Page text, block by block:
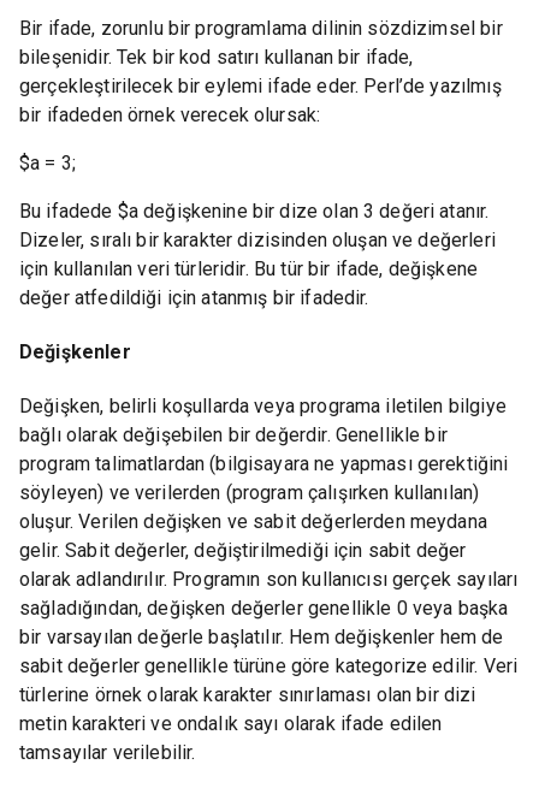
Bir ifade, zorunlu bir programlama dilinin sözdizimsel bir
bileşenidir. Tek bir kod satırı kullanan bir ifade,
gerçekleştirilecek bir eylemi ifade eder. Perl’de yazılmış
bir ifadeden örnek verecek olursak:
$a = 3;
Bu ifadede $a değişkenine bir dize olan 3 değeri atanır.
Dizeler, sıralı bir karakter dizisinden oluşan ve değerleri
için kullanılan veri türleridir. Bu tür bir ifade, değişkene
değer atfedildiği için atanmış bir ifadedir.
Değişkenler
Değişken, belirli koşullarda veya programa iletilen bilgiye
bağlı olarak değişebilen bir değerdir. Genellikle bir
program talimatlardan (bilgisayara ne yapması gerektiğini
söyleyen) ve verilerden (program çalışırken kullanılan)
oluşur. Verilen değişken ve sabit değerlerden meydana
gelir. Sabit değerler, değiştirilmediği için sabit değer
olarak adlandırılır. Programın son kullanıcısı gerçek sayıları
sağladığından, değişken değerler genellikle 0 veya başka
bir varsayılan değerle başlatılır. Hem değişkenler hem de
sabit değerler genellikle türüne göre kategorize edilir. Veri
türlerine örnek olarak karakter sınırlaması olan bir dizi
metin karakteri ve ondalık sayı olarak ifade edilen
tamsayılar verilebilir.